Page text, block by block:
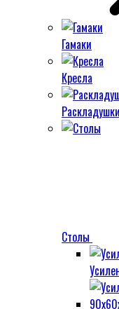
Гамаки
Кресла
Раскладушки
Столы